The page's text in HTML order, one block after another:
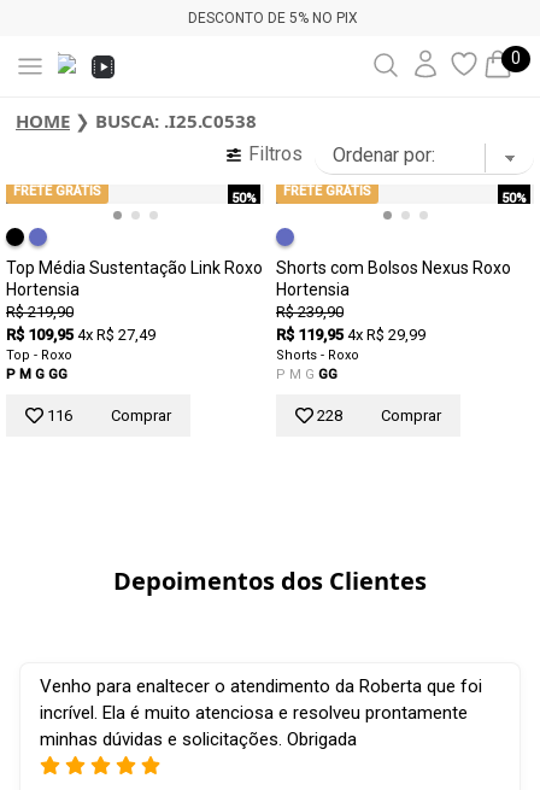
DESCONTO DE 5% NO PIX
0
HOME ❯ BUSCA: .I25.C0538
Filtros
50%
FRETE GRÁTIS
Top Média Sustentação Link Roxo
Hortensia
R$ 219,90
R$ 109,95 4x R$ 27,49
Top - Roxo
P M G GG
116 Comprar
50%
FRETE GRÁTIS
Shorts com Bolsos Nexus Roxo
Hortensia
R$ 239,90
R$ 119,95 4x R$ 29,99
Shorts - Roxo
P M G GG
228 Comprar
Depoimentos dos Clientes
Venho para enaltecer o atendimento da Roberta que foi
incrível. Ela é muito atenciosa e resolveu prontamente
minhas dúvidas e solicitações. Obrigada